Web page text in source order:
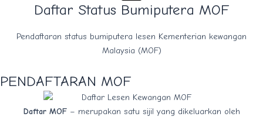
Daftar Status Bumiputera MOF
Pendaftaran status bumiputera lesen Kementerian kewangan
Malaysia (MOF)
PENDAFTARAN MOF
Daftar MOF– merupakan satu sijil yang dikeluarkan oleh